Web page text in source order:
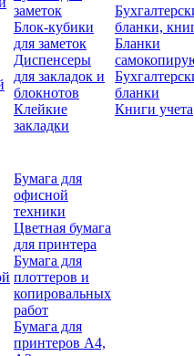
заметок
Блок-кубики
для заметок
Диспенсеры
для закладок и
блокнотов
Клейкие
закладки
бланки,
Бланки
бланки
Книги учета
Бумага для
офисной
техники
Цветная бумага
для принтера
Бумага для
плоттеров и
копировальных
работ
Бумага для
принтеров А4,